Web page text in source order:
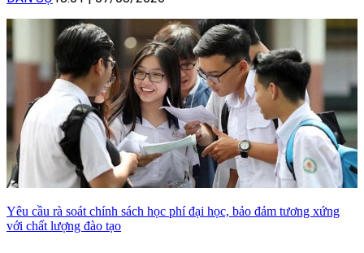
Yêu cầu rà soát chính sách học phí đại học, bảo đảm tương xứng
với chất lượng đào tạo